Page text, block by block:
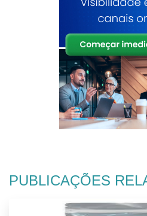
PUBLICAÇÕES